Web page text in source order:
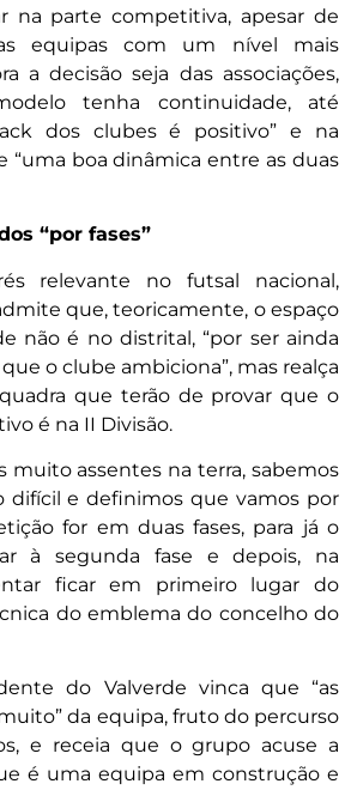
na parte competitiva, apesar de
equipas com um nível mais
a decisão seja das associações,
tenha continuidade, até
dos clubes é positivo” e na
“uma boa dinâmica entre as duas
“por fases”
relevante no futsal nacional,
que, teoricamente, o espaço
não é no distrital, “por ser ainda
o clube ambiciona”, mas realça
que terão de provar que o
é na II Divisão.
muito assentes na terra, sabemos
difícil e definimos que vamos por
for em duas fases, para já o
à segunda fase e depois, na
ficar em primeiro lugar do
do emblema do concelho do
do Valverde vinca que “as
da equipa, fruto do percurso
e receia que o grupo acuse a
é uma equipa em construção e